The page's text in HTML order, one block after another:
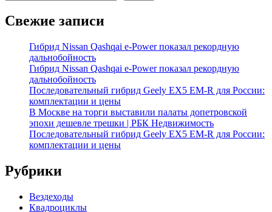
Свежие записи
Гибрид Nissan Qashqai e-Power показал рекордную
дальнобойность
Гибрид Nissan Qashqai e-Power показал рекордную
дальнобойность
Последовательный гибрид Geely EX5 EM-R для России:
комплектации и цены
В Москве на торги выставили палаты допетровской
эпохи дешевле трешки | РБК Недвижимость
Последовательный гибрид Geely EX5 EM-R для России:
комплектации и цены
Рубрики
Вездеходы
Квадроциклы